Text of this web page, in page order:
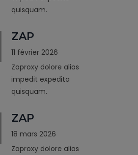
quisquam.
ZAP
11 février 2026
Zaproxy dolore alias
impedit expedita
quisquam.
ZAP
18 mars 2026
Zaproxy dolore alias